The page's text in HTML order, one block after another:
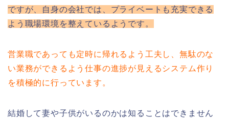
ですが、自身の会社では、プライベートも充実できる
よう職場環境を整えているようです。
営業職であっても定時に帰れるよう工夫し、無駄のな
い業務ができるよう仕事の進捗が見えるシステム作り
を積極的に行っています。
結婚して妻や子供がいるのかは知ることはできません